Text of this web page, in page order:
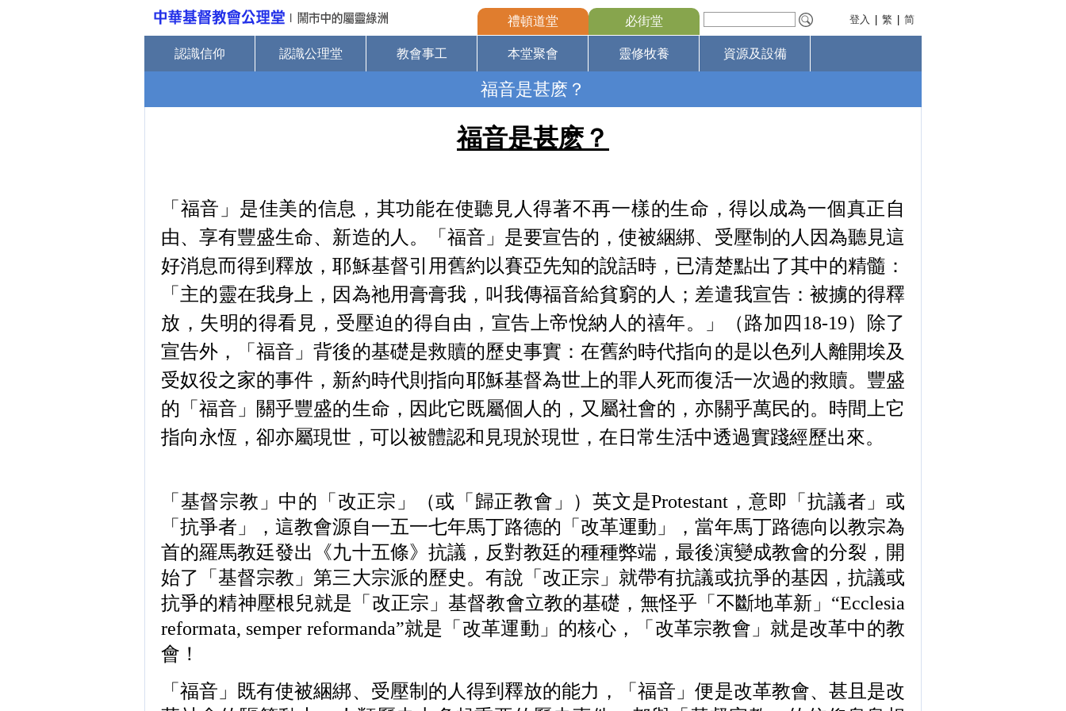
禮頓道堂 必街堂 登入 繁 简
認識信仰 認識公理堂 教會事工 本堂聚會 靈修牧養 資源及設備
福音是甚麽？
福音是甚麽？
「福音」是佳美的信息，其功能在使聽見人得著不再一樣的生命，得以成為一個真正自
由、享有豐盛生命、新造的人。「福音」是要宣告的，使被綑綁、受壓制的人因為聽見這
好消息而得到釋放，耶穌基督引用舊約以賽亞先知的說話時，已清楚點出了其中的精髓：
「主的靈在我身上，因為祂用膏膏我，叫我傳福音給貧窮的人；差遣我宣告：被擄的得釋
放，失明的得看見，受壓迫的得自由，宣告上帝悅納人的禧年。」（路加四 18-19）除了
宣告外，「福音」背後的基礎是救贖的歷史事實：在舊約時代指向的是以色列人離開埃及
受奴役之家的事件，新約時代則指向耶穌基督為世上的罪人死而復活一次過的救贖。豐盛
的「福音」關乎豐盛的生命，因此它既屬個人的，又屬社會的，亦關乎萬民的。時間上它
指向永恆，卻亦屬現世，可以被體認和見現於現世，在日常生活中透過實踐經歷出來。
「基督宗教」中的「改正宗」（或「歸正教會」）英文是Protestant ，意即「抗議者」或
「抗爭者」，這教會源自一五一七年馬丁路德的「改革運動」，當年馬丁路德向以教宗為
首的羅馬教廷發出《九十五條》抗議，反對教廷的種種弊端，最後演變成教會的分裂，開
始了「基督宗教」第三大宗派的歷史。有說「改正宗」就帶有抗議或抗爭的基因，抗議或
抗爭的精神壓根兒就是「改正宗」基督教會立教的基礎，無怪乎「不斷地革新」“Ecclesia
reformata, semper reformanda”就是「改革運動」的核心，「改革宗教會」就是改革中的教
會！
「福音」既有使被綑綁、受壓制的人得到釋放的能力，「福音」便是改革教會、甚且是改